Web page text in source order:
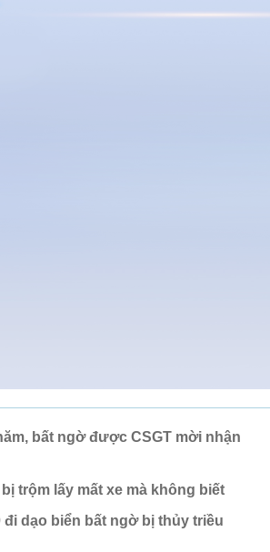
bất ngờ được CSGT mời nhận
trộm lấy mất xe mà không biết
đi dạo biển bất ngờ bị thủy triều